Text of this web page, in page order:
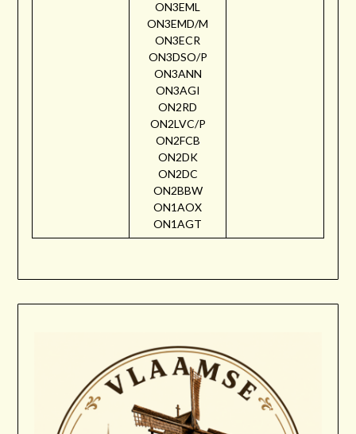
ON3EML
ON3EMD/M
ON3ECR
ON3DSO/P
ON3ANN
ON3AGI
ON2RD
ON2LVC/P
ON2FCB
ON2DK
ON2DC
ON2BBW
ON1AOX
ON1AGT